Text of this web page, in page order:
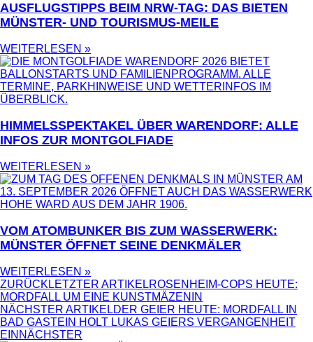
AUSFLUGSTIPPS BEIM NRW-TAG: DAS BIETEN
MÜNSTER- UND TOURISMUS-MEILE
WEITERLESEN »
HIMMELSSPEKTAKEL ÜBER WARENDORF: ALLE
INFOS ZUR MONTGOLFIADE
WEITERLESEN »
VOM ATOMBUNKER BIS ZUM WASSERWERK:
MÜNSTER ÖFFNET SEINE DENKMÄLER
WEITERLESEN »
ZURÜCKLETZTER ARTIKELROSENHEIM-COPS HEUTE:
MORDFALL UM EINE KUNSTMÄZENIN
NÄCHSTER ARTIKELDER GEIER HEUTE: MORDFALL IN
BAD GASTEIN HOLT LUKAS GEIERS VERGANGENHEIT
EIN NÄCHSTER